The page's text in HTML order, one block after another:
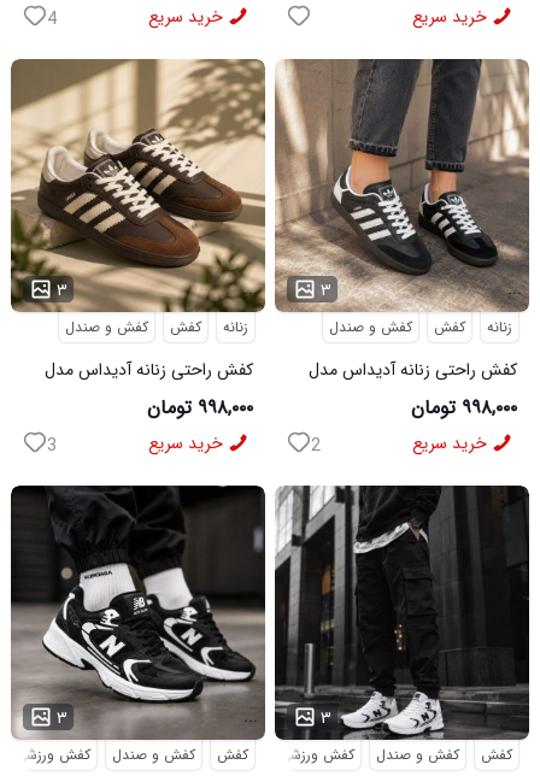
خرید سریع 4 خرید سریع
۳ ...
زنانه کفش کفش و صندل
کفش راحتی زنانه آدیداس مدل
سامبا قهوه ای
۹۹۸,۰۰۰ تومان
خرید سریع 3
۳ ...
زنانه کفش کفش و صندل
کفش راحتی زنانه آدیداس مدل
سامبا مشکی
۹۹۸,۰۰۰ تومان
خرید سریع 2
۳ ...
کفش کفش و صندل کفش ورزشی
۳ ...
کفش کفش و صندل کفش ورزشی